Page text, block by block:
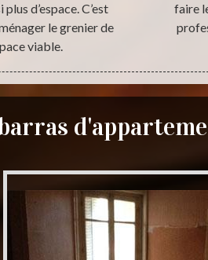
d’espace. C’est
le grenier de
viable.
faire